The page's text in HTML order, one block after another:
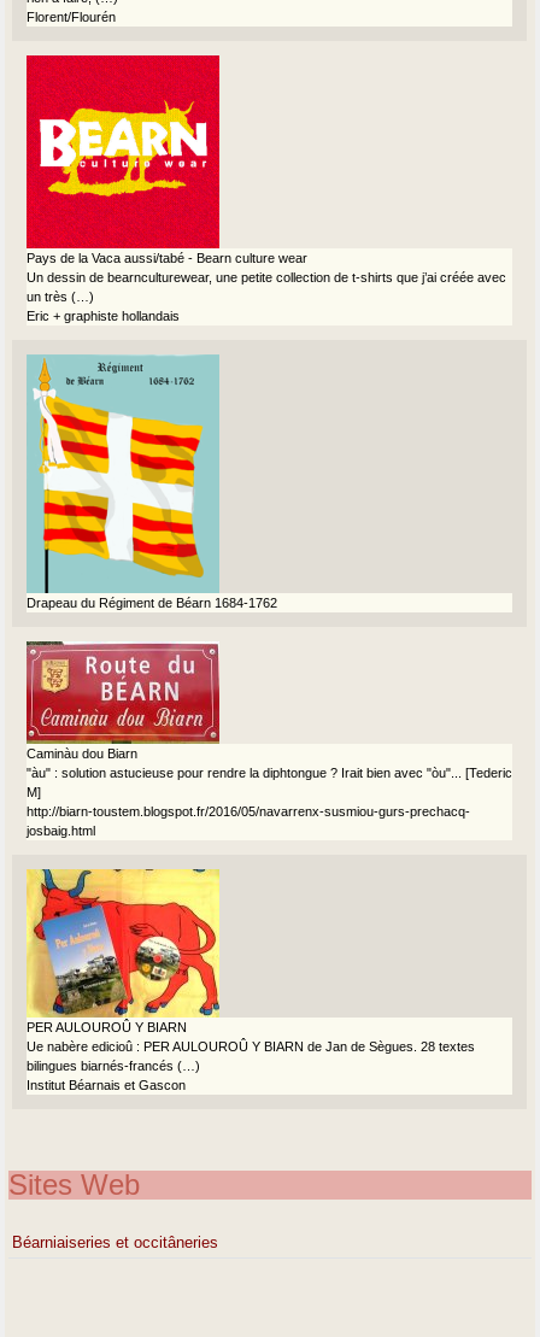
Florent/Flourén
Pays de la Vaca aussi/tabé - Bearn culture wear
Un dessin de bearnculturewear, une petite collection de t-shirts que j’ai créée avec
un très (…)
Eric + graphiste hollandais
Drapeau du Régiment de Béarn 1684-1762
Caminàu dou Biarn
"àu" : solution astucieuse pour rendre la diphtongue ? Irait bien avec "òu"... [Tederic
M]
http://biarn-toustem.blogspot.fr/2016/05/navarrenx-susmiou-gurs-prechacq-
josbaig.html
PER AULOUROÛ Y BIARN
Ue nabère edicioû : PER AULOUROÛ Y BIARN de Jan de Sègues. 28 textes
bilingues biarnés-francés (…)
Institut Béarnais et Gascon
Sites Web
Béarniaiseries et occitâneries